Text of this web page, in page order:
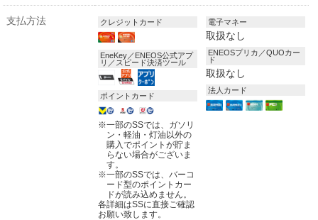
支払方法 クレジットカード
EneKey／ENEOS公式アプ
リ／スピード決済ツール
ポイントカード
※一部のSSでは、ガソリ
ン・軽油・灯油以外の
購入でポイントが貯ま
らない場合がございま
す。
※一部のSSでは、バーコ
ード型のポイントカー
ドが読み込めません。
各詳細はSSに直接ご確認
お願い致します。
電子マネー
取扱なし
ENEOSプリカ／QUOカー
ド
取扱なし
法人カード